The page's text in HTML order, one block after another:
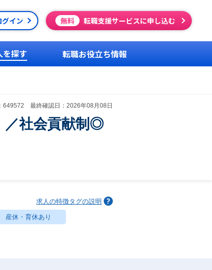
イン 無料 転職支援サービスに申し込む
を探す 転職お役立ち情報
649572 最終確認日：2026年08月08日
／社会貢献制◎
求人の特徴タグの説明
産休・育休あり